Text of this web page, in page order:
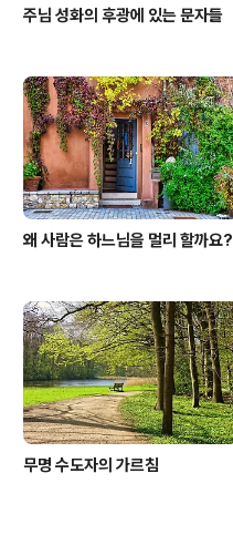
주님 성화의 후광에 있는 문자들
왜 사람은 하느님을 멀리 할까요?
무명 수도자의 가르침